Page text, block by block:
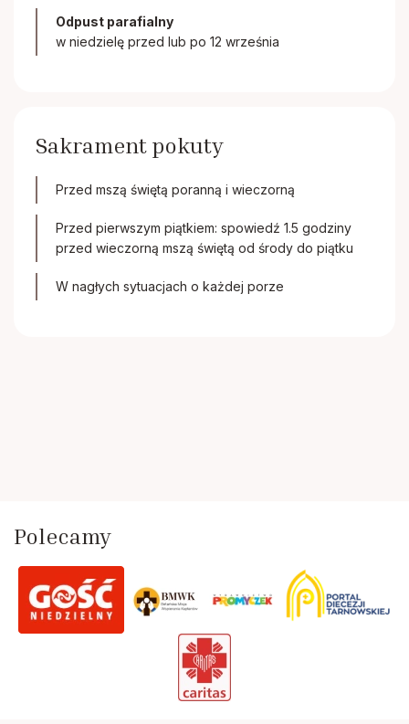
Odpust parafialny
w niedzielę przed lub po 12 września
Sakrament pokuty
Przed mszą świętą poranną i wieczorną
Przed pierwszym piątkiem: spowiedź 1.5 godziny
przed wieczorną mszą świętą od środy do piątku
W nagłych sytuacjach o każdej porze
Polecamy